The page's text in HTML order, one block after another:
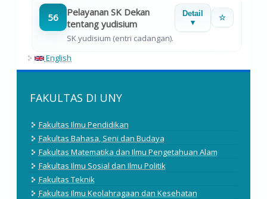
56
Pelayanan SK Dekan
tentang yudisium
Detail
▾
☆
SK yudisium (entri cadangan).
English
FAKULTAS DI UNY
Fakultas Ilmu Pendidikan
Fakultas Bahasa, Seni dan Budaya
Fakultas Matematika dan Ilmu Pengetahuan Alam
Fakultas Ilmu Sosial dan Ilmu Politik
Fakultas Teknik
Fakultas Ilmu Keolahragaan dan Kesehatan